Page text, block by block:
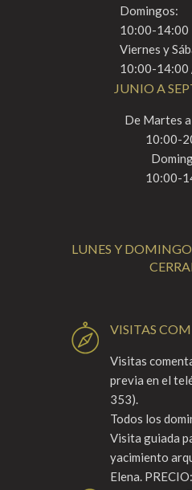
Domingos:
10:00-14:00
Viernes y
10:00-
JUNIO A
De Martes
10:00-
10:00-
LUNES Y
VISITAS
Visitas
previa en el
353).
Todos los
Visita guiada
yacimiento
Elena.